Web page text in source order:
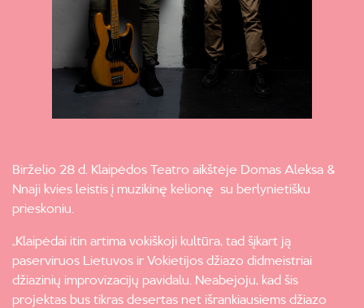
Birželio 28 d. Klaipėdos Teatro aikštėje Domas Aleksa &
Nnaji kvies leistis į muzikinę kelionę su berlynietišku
prieskoniu.
„Klaipėdai itin artima vokiškoji kultūra, tad šįkart ją
paserviruos Lietuvos ir Vokietijos džiazo didmeistriai
džiazinių improvizacijų pavidalu. Neabejoju, kad šis
projektas bus tikras desertas net išrankiausiems džiazo